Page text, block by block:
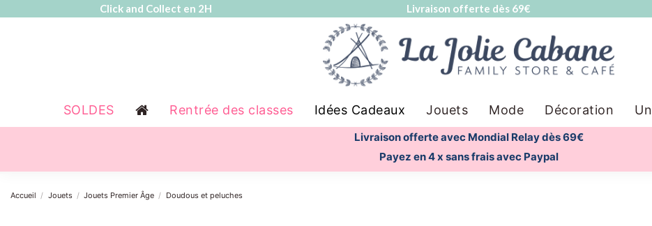
Click and Collect en 2H Livraison offerte dès 69€
SOLDES Rentrée des classes Idées Cadeaux Jouets Mode Décoration
Livraison offerte avec Mondial Relay dès 69€
Payez en 4 x sans frais avec Paypal
Accueil Jouets Jouets Premier Âge Doudous et peluches